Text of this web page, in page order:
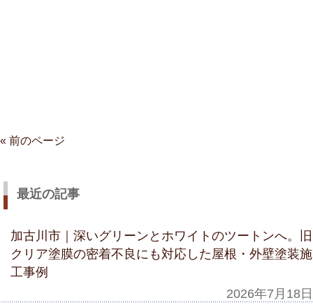
« 前のページ
最近の記事
加古川市｜深いグリーンとホワイトのツートンへ。旧
クリア塗膜の密着不良にも対応した屋根・外壁塗装施
工事例
2026年7月18日